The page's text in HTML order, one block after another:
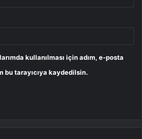
kullanılması için adım, e-posta
bu tarayıcıya kaydedilsin.